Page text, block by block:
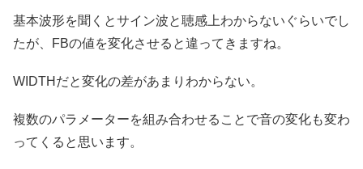
基本波形を聞くとサイン波と聴感上わからないぐらいでし
たが、FBの値を変化させると違ってきますね。
WIDTHだと変化の差があまりわからない。
複数のパラメーターを組み合わせることで音の変化も変わ
ってくると思います。